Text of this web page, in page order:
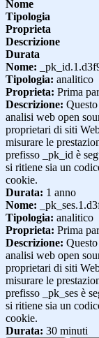
Nome
Tipologia
Proprieta
Descrizione
Durata
Nome:
Tipologia: analitico
Proprieta: Prima
Descrizione:
analisi web open
proprietari di siti
misurare le
prefisso _pk_id è
si ritiene sia un
cookie.
Durata: 1 anno
Nome:
Tipologia: analitico
Proprieta: Prima
Descrizione:
analisi web open
proprietari di siti
misurare le
prefisso _pk_ses è
si ritiene sia un
cookie.
Durata: 30 minuti